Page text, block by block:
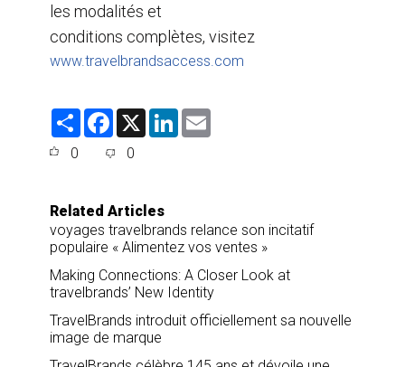
les modalités et
conditions complètes, visitez
www.travelbrandsaccess.com
S
F
e
o
k
X
L
0 0
Related Articles
voyages travelbrands relance son incitatif
populaire « Alimentez vos ventes »
Making Connections: A Closer Look at
travelbrands’ New Identity
TravelBrands introduit officiellement sa nouvelle
image de marque